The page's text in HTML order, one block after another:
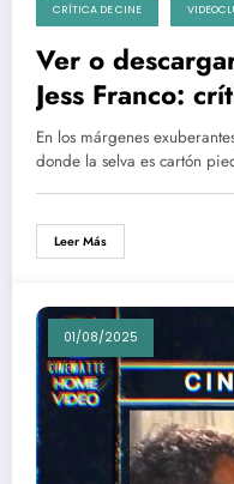
CRÍTICA DE CINE
Ver o
Jess Franco:
diosa blanca’
En los márgenes
donde la selva es cartón
Leer Más
01/08/2025